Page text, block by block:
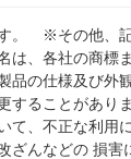
。 ※その他、記
は、各社の商標
品の仕様及び外
することがあ
て、不正な利用
ざんなどの 損害